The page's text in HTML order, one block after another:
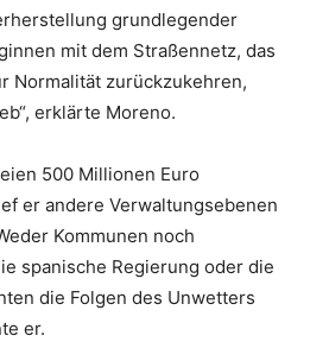
grundlegender
mit dem Straßennetz, das
Normalität zurückzukehren,
erklärte Moreno.
500 Millionen Euro
er andere Verwaltungsebenen
Kommunen noch
spanische Regierung oder die
die Folgen des Unwetters
er.